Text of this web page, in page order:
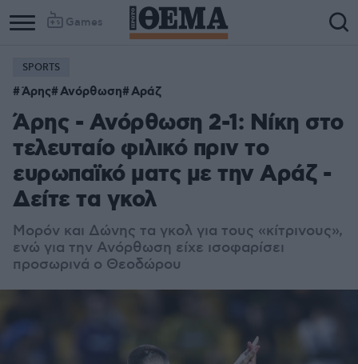
Games
SPORTS
Άρης Ανόρθωση Αράζ
Άρης - Ανόρθωση 2-1: Νίκη στο
τελευταίο φιλικό πριν το
ευρωπαϊκό ματς με την Αράζ -
Δείτε τα γκολ
Μορόν και Δώνης τα γκολ για τους «κίτρινους»,
ενώ για την Ανόρθωση είχε ισοφαρίσει
προσωρινά ο Θεοδώρου